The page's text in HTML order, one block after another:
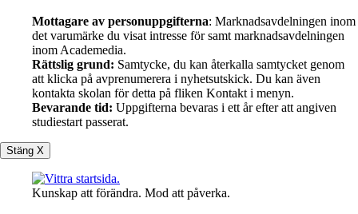
Mottagare av personuppgifterna: Marknadsavdelningen inom
det varumärke du visat intresse för samt marknadsavdelningen
inom Academedia.
Rättslig grund: Samtycke, du kan återkalla samtycket genom
att klicka på avprenumerera i nyhetsutskick. Du kan även
kontakta skolan för detta på fliken Kontakt i menyn.
Bevarande tid: Uppgifterna bevaras i ett år efter att angiven
studiestart passerat.
Stäng X
Kunskap att förändra. Mod att påverka.